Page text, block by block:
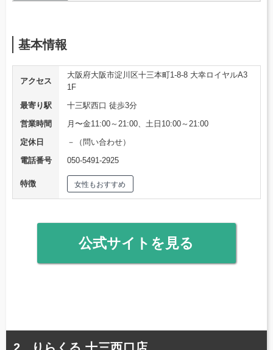
基本情報
アクセス
大阪府大阪市淀川区十三本町1-8-8 大幸ロイヤルA3
1F
最寄り駅
十三駅西口 徒歩3分
営業時間
月〜金11:00～21:00、土日10:00～21:00
定休日
－（問い合わせ）
電話番号
050-5491-2925
特徴 女性もおすすめ
公式サイトを見る
りらくる 十三西口店